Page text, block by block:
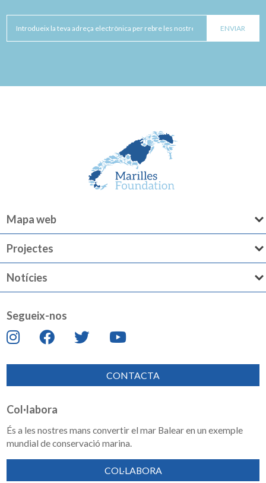
Mapa web
Projectes
Notícies
Segueix-nos
CONTACTA
Col·labora
És a les nostres mans convertir el mar Balear en un exemple
mundial de conservació marina.
COL·LABORA